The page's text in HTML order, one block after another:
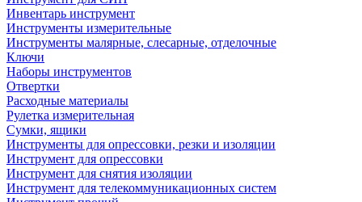
Инвентарь инструмент
Инструменты измерительные
Инструменты малярные, слесарные, отделочные
Ключи
Наборы инструментов
Отвертки
Расходные материалы
Рулетка измерительная
Сумки, ящики
Инструменты для опрессовки, резки и изоляции
Инструмент для опрессовки
Инструмент для снятия изоляции
Инструмент для телекоммуникационных систем